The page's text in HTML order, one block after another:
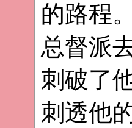
的路程
总督派
刺破了
刺透他